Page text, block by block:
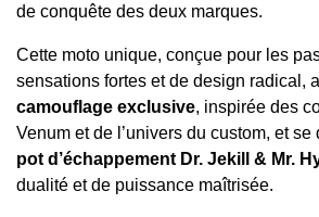
de conquête des deux marques.
Cette moto unique, conçue pour les
sensations fortes et de design radical,
camouflage exclusive, inspirée des
Venum et de l’univers du custom, et
pot d’échappement Dr. Jekill & Mr.
dualité et de puissance maîtrisée.